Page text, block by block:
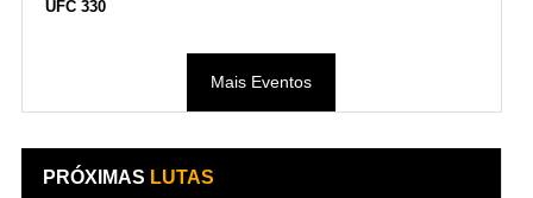
UFC 330
Mais Eventos
PRÓXIMAS LUTAS